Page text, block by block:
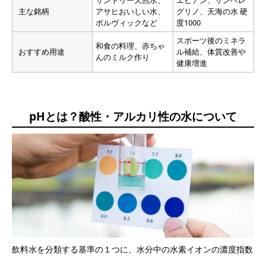
主な銘柄
アサヒおいしい水、
ボルヴィックなど
グリノ、天海の水 硬
度1000
おすすめ用途
和食の料理、赤ちゃ
んのミルク作り
スポーツ後のミネラ
ル補給、体質改善や
健康増進
pHとは？酸性・アルカリ性の水について
飲料水を分類する基準の１つに、水分中の水素イオンの濃度指数